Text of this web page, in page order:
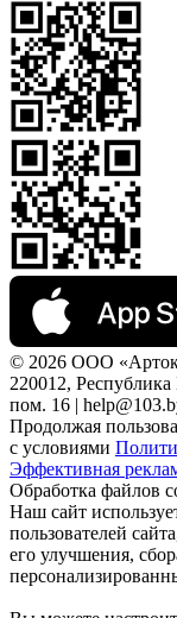
© 2026 ООО
220012,
пом. 16 |
Продолжая
с условиями
Эффективная
Обработка файлов
Наш сайт
пользователей
его улучшения,